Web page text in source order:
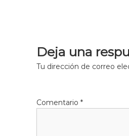
Deja una
Tu dirección de correo
Comentario *